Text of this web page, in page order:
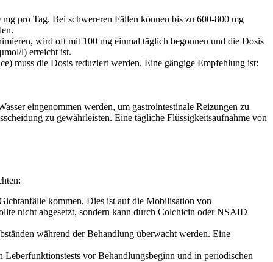
pro Tag. Bei schwereren Fällen können bis zu 600-800 mg
wird oft mit 100 mg einmal täglich begonnen und die Dosis
l) erreicht ist.
muss die Dosis reduziert werden. Eine gängige Empfehlung ist:
eingenommen werden, um gastrointestinale Reizungen zu
zu gewährleisten. Eine tägliche Flüssigkeitsaufnahme von
kommen. Dies ist auf die Mobilisation von
nicht abgesetzt, sondern kann durch Colchicin oder NSAID
während der Behandlung überwacht werden. Eine
vor Behandlungsbeginn und in periodischen